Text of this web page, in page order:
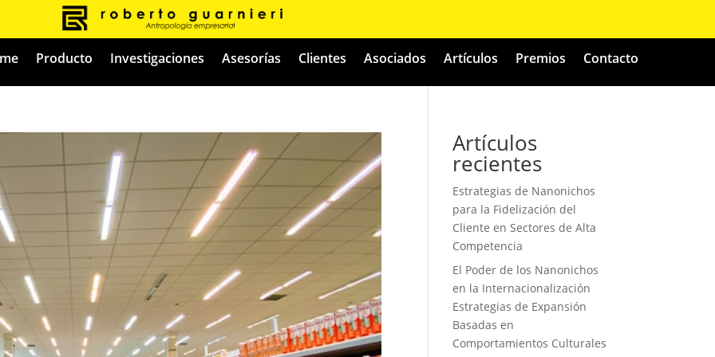
Producto Investigaciones Asesorías Clientes Asociados Artículos Premios Contacto
Artículos
recientes
Estrategias de Nanonichos
para la Fidelización del
Cliente en Sectores de Alta
Competencia
El Poder de los Nanonichos
en la Internacionalización
Estrategias de Expansión
Basadas en
Comportamientos Culturales